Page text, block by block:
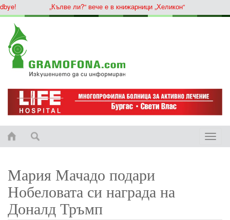
„Кълве ли?“ вече е в книжарници „Хеликон“
Toggle
Мария Мачадо подари
Нобеловата си награда на
Доналд Тръмп